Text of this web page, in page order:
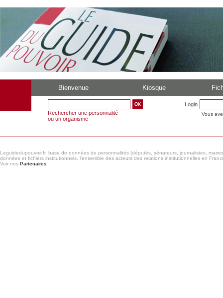
Bienvenue Kiosque
Rechercher une personnalité
ou un organisme
Login
Vous
Leguidedupouvoir.fr, base de données de personnalités (députés, sénateurs, journalistes,
données et fichiers institutionnels, l'ensemble des acteurs des relations institutionnelles en
Voir nos Partenaires